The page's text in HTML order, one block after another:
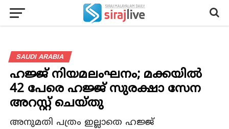
SAUDI ARABIA
ഹജ്ജ് നിയമലംഘനം; മക്കയില്‍
42 പേരെ ഹജ്ജ് സുരക്ഷാ സേന
അറസ്റ്റ് ചെയ്തു
അനുമതി പത്രം ഇല്ലാതെ ഹജ്ജ്